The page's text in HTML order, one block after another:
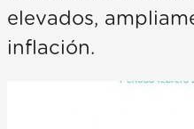
elevados,
inflación.